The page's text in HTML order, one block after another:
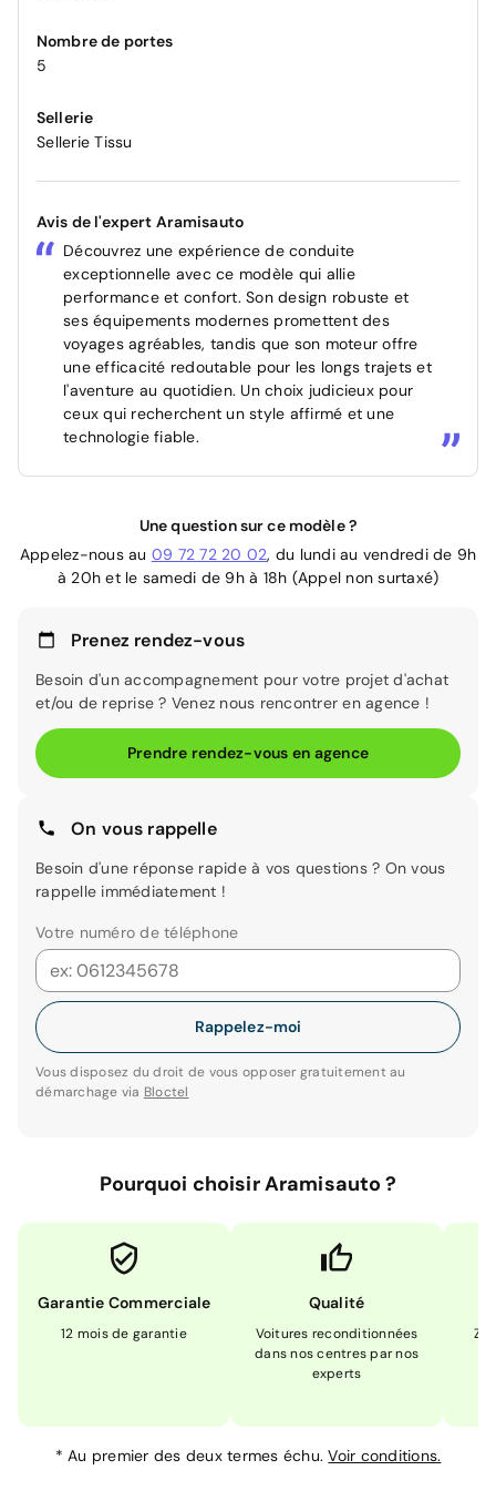
Nombre de portes
5
Sellerie
Sellerie Tissu
Avis de l'expert Aramisauto
Découvrez une expérience de conduite
exceptionnelle avec ce modèle qui allie
performance et confort. Son design robuste et
ses équipements modernes promettent des
voyages agréables, tandis que son moteur offre
une efficacité redoutable pour les longs trajets et
l'aventure au quotidien. Un choix judicieux pour
ceux qui recherchent un style affirmé et une
technologie fiable.
Une question sur ce modèle ?
Appelez-nous au 09 72 72 20 02, du lundi au vendredi de 9h
à 20h et le samedi de 9h à 18h (Appel non surtaxé)
Prenez rendez-vous
Besoin d'un accompagnement pour votre projet d'achat
et/ou de reprise ? Venez nous rencontrer en agence !
Prendre rendez-vous en agence
On vous rappelle
Besoin d'une réponse rapide à vos questions ? On vous
rappelle immédiatement !
Votre numéro de téléphone
Rappelez-moi
Vous disposez du droit de vous opposer gratuitement au
démarchage via Bloctel
Pourquoi choisir Aramisauto ?
Garantie Commerciale
12 mois de garantie
Qualité
Voitures reconditionnées
dans nos centres par nos
experts
*Au premier des deux termes échu.Voir conditions.